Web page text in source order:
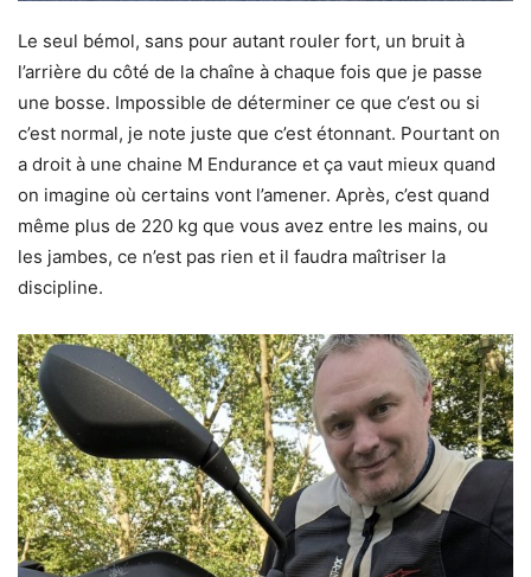
Le seul bémol, sans pour autant rouler fort, un bruit à
l’arrière du côté de la chaîne à chaque fois que je passe
une bosse. Impossible de déterminer ce que c’est ou si
c’est normal, je note juste que c’est étonnant. Pourtant on
a droit à une chaine M Endurance et ça vaut mieux quand
on imagine où certains vont l’amener. Après, c’est quand
même plus de 220 kg que vous avez entre les mains, ou
les jambes, ce n’est pas rien et il faudra maîtriser la
discipline.